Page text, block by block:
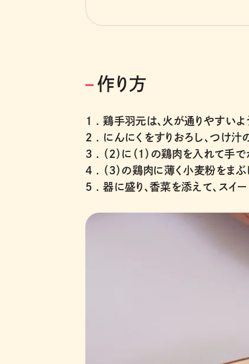
作り方
1 .鶏手羽元は、火が通りやすいよ
2 . にんにくをすりおろし、つけ汁
3 .
（2）に（1）の鶏肉を入れて手
4 .
（3）の鶏肉に薄く小麦粉をま
5 .器に盛り、香菜を添えて、スイ